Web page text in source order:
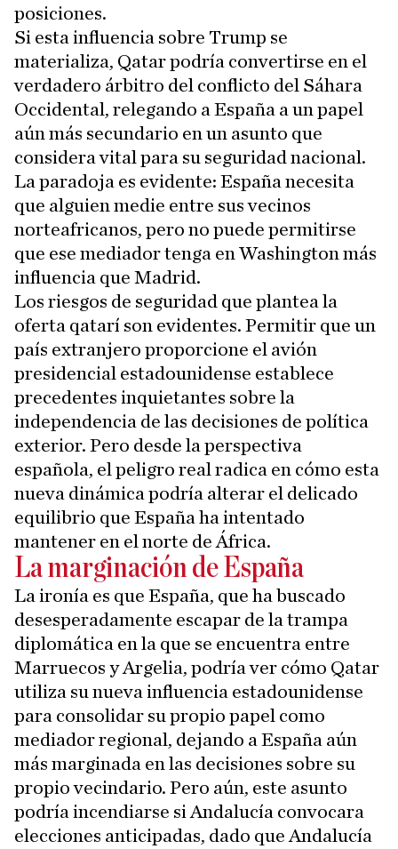
posiciones.
Si esta influencia sobre Trump se
materializa, Qatar podría convertirse en el
verdadero árbitro del conflicto del Sáhara
Occidental, relegando a España a un papel
aún más secundario en un asunto que
considera vital para su seguridad nacional.
La paradoja es evidente: España necesita
que alguien medie entre sus vecinos
norteafricanos, pero no puede permitirse
que ese mediador tenga en Washington más
influencia que Madrid.
Los riesgos de seguridad que plantea la
oferta qatarí son evidentes. Permitir que un
país extranjero proporcione el avión
presidencial estadounidense establece
precedentes inquietantes sobre la
independencia de las decisiones de política
exterior. Pero desde la perspectiva
española, el peligro real radica en cómo esta
nueva dinámica podría alterar el delicado
equilibrio que España ha intentado
mantener en el norte de África.
La marginación de España
La ironía es que España, que ha buscado
desesperadamente escapar de la trampa
diplomática en la que se encuentra entre
Marruecos y Argelia, podría ver cómo Qatar
utiliza su nueva influencia estadounidense
para consolidar su propio papel como
mediador regional, dejando a España aún
más marginada en las decisiones sobre su
propio vecindario. Pero aún, este asunto
podría incendiarse si Andalucía convocara
elecciones anticipadas, dado que Andalucía